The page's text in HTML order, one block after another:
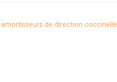
de direction coccinelle